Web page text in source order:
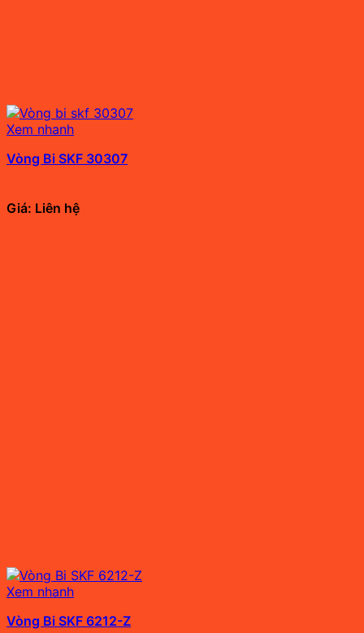
Xem nhanh
Vòng Bi SKF 30307
Giá: Liên hệ
Xem nhanh
Vòng Bi SKF 6212-Z